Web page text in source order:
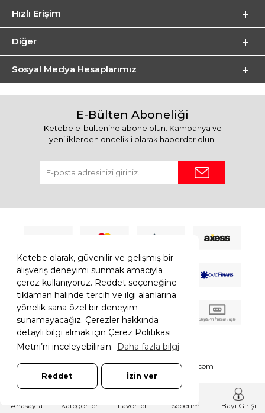
Ketebe olarak, güvenilir ve gelişmiş bir
alışveriş deneyimi sunmak amacıyla
çerez kullanıyoruz. Reddet seçeneğine
tıklaman halinde tercih ve ilgi alanlarına
yönelik sana özel bir deneyim
sunamayacağız. Çerezler hakkında
detaylı bilgi almak için Çerez Politikası
Metni’ni inceleyebilirsin. Daha fazla bilgi
Reddet İzin ver
Anasayfa Kategoriler Favoriler Sepetim Bayi Girişi
Hızlı Erişim
Diğer
Sosyal Medya Hesaplarımız
E-Bülten Aboneliği
Ketebe e-bültenine abone olun. Kampanya ve
yeniliklerden öncelikli olarak haberdar olun.
© 2026 Ketebe Tüm Hakkı Saklıdır. Ketebe.com
7308052261181544